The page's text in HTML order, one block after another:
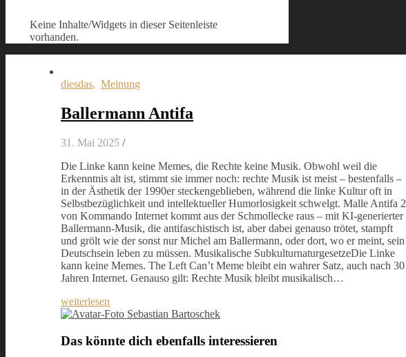
Keine Inhalte/Widgets in dieser Seitenleiste
vorhanden.
diesdas, Meinung
Ballermann Antifa
31. Mai 2025 /
Die Linke kann keine Memes, die Rechte keine Musik. Obwohl weil die
Erkenntnis alt ist, stimmt sie immer noch: rechte Musik ist meist – bestenfalls –
in der Ästhetik der 1990er steckengeblieben, während die linke Kultur oft in
Selbstbezüglichkeit und intellektueller Humorlosigkeit schwelgt. Malle Antifa 2
von Kommando Internet kommt aus der Schmollecke raus – mit KI-generierter
Ballermann-Musik, die antifaschistisch ist, aber dabei genauso trötet, stampft
und grölt wie der sonst nur Michel am Ballermann, oder dort, wo er meint, sein
Deutschsein leben zu müssen. Musikalische SubkulturnaturgesetzeDie Linke
kann keine Memes. The Left Can’t Meme bleibt ein wahrer Satz, auch nach 30
Jahren Internet. Genauso gilt: Rechte Musik bleibt musikalisch…
weiterlesen
Sebastian Bartoschek
Das könnte dich ebenfalls interessieren